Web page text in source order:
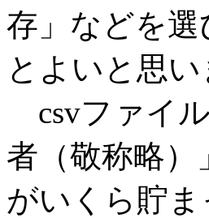
存」などを
とよいと思い
csvファイ
者（敬称略
がいくら貯